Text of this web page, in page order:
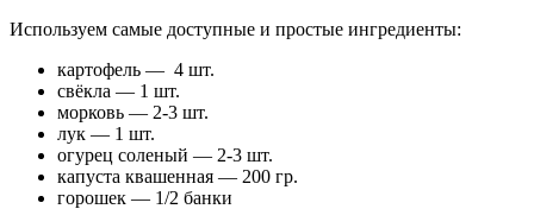
Используем самые доступные и простые ингредиенты:
картофель — 4 шт.
свёкла — 1 шт.
морковь — 2-3 шт.
лук — 1 шт.
огурец соленый — 2-3 шт.
капуста квашенная — 200 гр.
горошек — 1/2 банки